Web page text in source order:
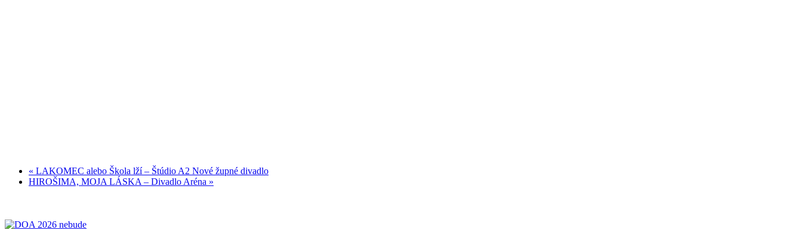
« LAKOMEC alebo Škola lží – Štúdio A2 Nové župné divadlo
HIROŠIMA, MOJA LÁSKA – Divadlo Aréna »